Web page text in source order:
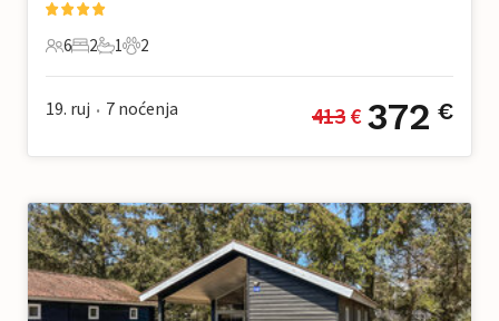
6 Gosti
6
2 Spavaće sobe
2
1 Kupaonica
1
2 Kućni ljubimac
2
19. ruj • 7 noćenja 413 € 372 €